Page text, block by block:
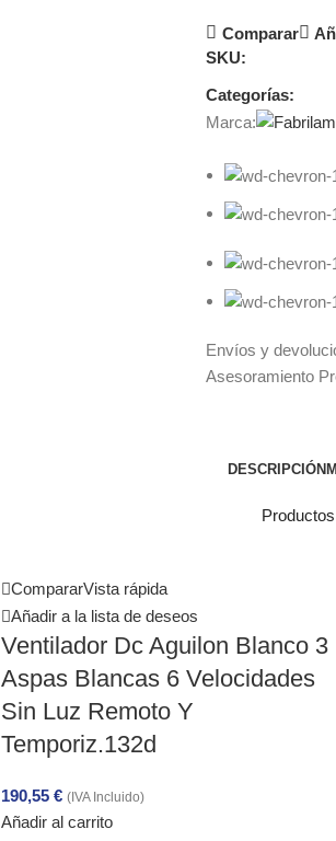
Comparar
SKU:
Categorías:
Marca:
Envíos y
Asesoramiento
DESCRIPCIÓN
CompararVista rápida
Añadir a la lista de deseos
Ventilador Dc Aguilon Blanco 3
Aspas Blancas 6 Velocidades
Sin Luz Remoto Y
Temporiz.132d
190,55 € (IVA Incluido)
Añadir al carrito